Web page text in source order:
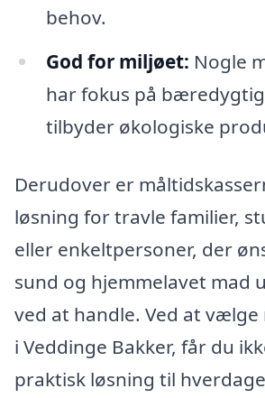
behov.
God for miljøet: Nogle
har fokus på
tilbyder økologiske
Derudover er
løsning for travle familier,
eller enkeltpersoner, der
sund og hjemmelavet mad
ved at handle. Ved at vælge
i Veddinge Bakker, får du
praktisk løsning til